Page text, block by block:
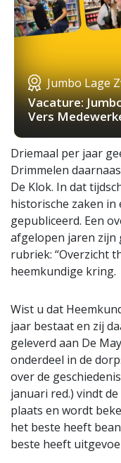
Jumbo Lage
Vacature:
Vers
Driemaal per jaar
Drimmelen
De Klok. In dat
historische zaken in
gepubliceerd. Een
afgelopen jaren zijn
rubriek: “Overzicht
heemkundige kring.
Wist u dat
jaar bestaat en zij
geleverd aan De
onderdeel in de
over de
januari red.) vindt
plaats en wordt
het beste heeft
beste heeft